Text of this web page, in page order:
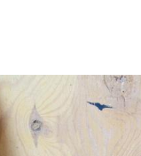
e
g
r
a
m